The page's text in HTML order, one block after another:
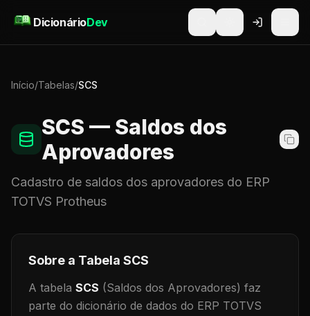
DicionárioDev
Início/Tabelas/SCS
SCS — Saldos dos
Aprovadores
Cadastro de saldos dos aprovadores do ERP
TOTVS Protheus
Sobre a Tabela SCS
A tabela SCS (Saldos dos Aprovadores) faz
parte do dicionário de dados do ERP TOTVS